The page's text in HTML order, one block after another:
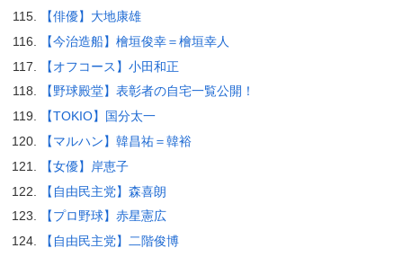
【俳優】大地康雄
【今治造船】檜垣俊幸＝檜垣幸人
【オフコース】小田和正
【野球殿堂】表彰者の自宅一覧公開！
【TOKIO】国分太一
【マルハン】韓昌祐＝韓裕
【女優】岸恵子
【自由民主党】森喜朗
【プロ野球】赤星憲広
【自由民主党】二階俊博